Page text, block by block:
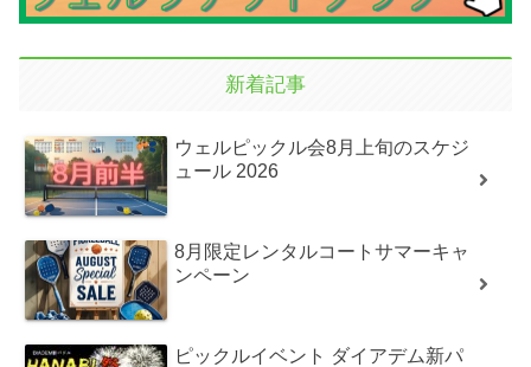
新着記事
ウェルピックル会8月上旬のスケジ
ュール 2026
8月限定レンタルコートサマーキャ
ンペーン
ピックルイベント ダイアデム新パ